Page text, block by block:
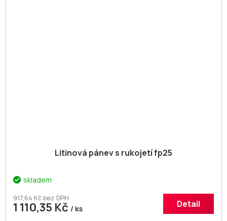
Litinová pánev s rukojetí fp25
skladem
917,64 Kč bez DPH
1 110,35 Kč / ks Detail